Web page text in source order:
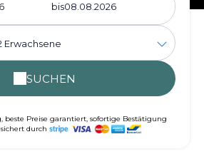
bis
Erwachsene
SUCHEN
beste Preise garantiert, sofortige Bestätigung
durch